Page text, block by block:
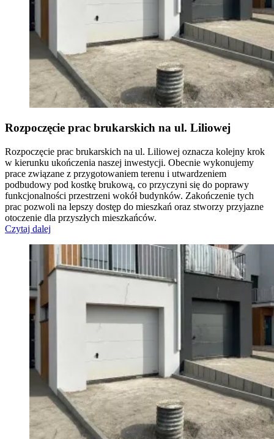
Rozpoczęcie prac brukarskich na ul. Liliowej
Rozpoczęcie prac brukarskich na ul. Liliowej oznacza kolejny krok
w kierunku ukończenia naszej inwestycji. Obecnie wykonujemy
prace związane z przygotowaniem terenu i utwardzeniem
podbudowy pod kostkę brukową, co przyczyni się do poprawy
funkcjonalności przestrzeni wokół budynków. Zakończenie tych
prac pozwoli na lepszy dostęp do mieszkań oraz stworzy przyjazne
otoczenie dla przyszłych mieszkańców.
Czytaj dalej